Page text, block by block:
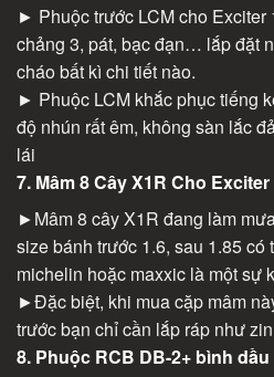
► Phuộc trước LCM cho Exciter
chảng 3, pát, bạc đạn… lắp đặt
cháo bất kì chi tiết nào.
► Phuộc LCM khắc phục tiếng
độ nhún rất êm, không sàn lắc
lái
7. Mâm 8 Cây X1R Cho Exciter
►Mâm 8 cây X1R đang làm
size bánh trước 1.6, sau 1.85 có
michelin hoặc maxxic là một sự
►Đặc biệt, khi mua cặp mâm
trước bạn chỉ cần lắp ráp như
8. Phuộc RCB DB-2+ bình